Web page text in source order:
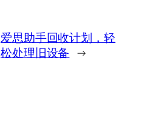
爱思助手回收计划，轻
松处理旧设备 →